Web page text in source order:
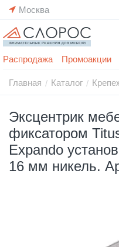
Москва
Распродажа Промоакции
Главная / Каталог /
Эксцентрик
фиксатором
Expando
16 мм никель.